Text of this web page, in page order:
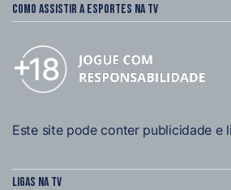
Como assistir a esportes na TV
Este site pode conter publicidade e
Ligas na TV